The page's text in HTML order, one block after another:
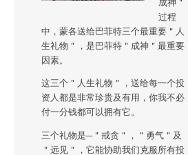
过程
中，蒙各送给巴菲特三个最重要＂人
生礼物＂，是巴菲特＂成神＂最重要
因素。
这三个＂人生礼物＂，送给每一个投
资人都是非常珍贵及有用，你我不必
付一分钱都可以拥有它。
三个礼物是─＂戒贪＂，＂勇气＂及
＂远见＂，它能协助我们克服所有投